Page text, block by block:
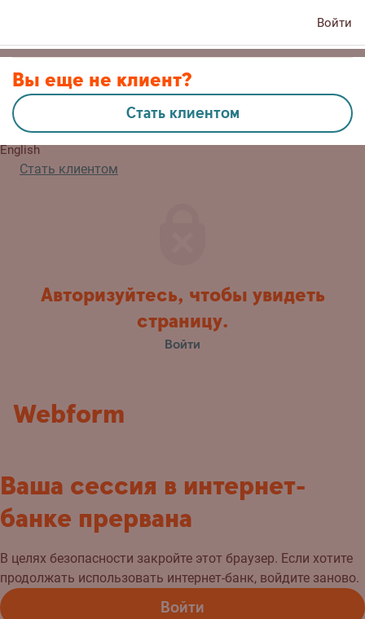
Войти
Eesti
English
Стать клиентом
Вы еще не клиент?
Стать клиентом
Авторизуйтесь, чтобы увидеть
страницу.
Войти
Webform
Ваша сессия в интернет-
банке прервана
В целях безопасности закройте этот браузер. Если хотите
продолжать использовать интернет-банк, войдите заново.
Войти